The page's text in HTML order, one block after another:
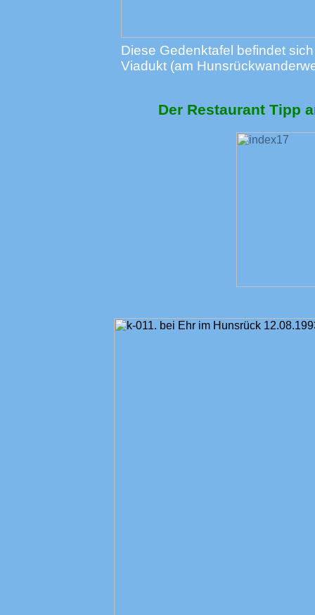
Diese Gedenktafel befindet
Viadukt (am
Der Restaurant Tipp